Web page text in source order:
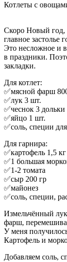
Котлеты с
Скоро Новый год,
главное застолье
Это несложное и
в праздники.
закладки.
Для котлет:
✅мясной фарш
✅лук 3 шт.
✅чеснок 3 дольки
✅яйцо 1 шт.
✅соль, специи
Для гарнира:
✅картофель 1,5 кг
✅1 большая
✅1-2 томата
✅сыр 200 гр
✅майонез
✅соль, специи,
Измельчённый
фарш,
У меня
Картофель и
Добавляем соль,